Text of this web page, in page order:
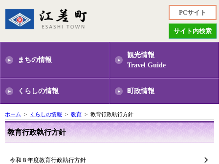
PCサイト
サイト内検索
まちの情報
観光情報
Travel Guide
くらしの情報 町政情報
ホーム > くらしの情報 > 教育 > 教育行政執行方針
教育行政執行方針
令和８年度教育行政執行方針